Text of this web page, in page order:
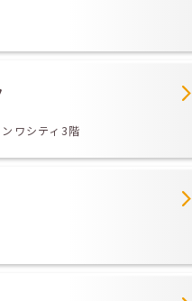
ワシティ3階